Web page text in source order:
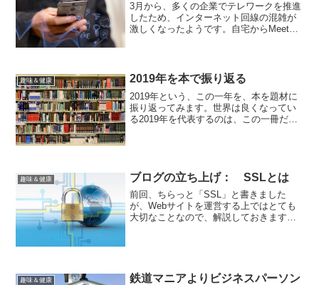
3月から、多くの企業でテレワークを推進
したため、インターネット回線の混雑が
激しくなったようです。自宅からMeetや
で、自宅でNe...
趣味＆健康 2019年を本で振り返る
2019年という、この一年を、本を題材に
振り返ってみます。世界は良くなってい
る2019年を代表するのは、この一冊だと
趣味＆健康 ブログの立ち上げ： SSLとは
前回、ちらっと「SSL」と書きました
が、Webサイトを運営する上ではとても
大切なことなので、解説しておきます。
趣味＆健康
鉄道マニアよりビジネスパーソン